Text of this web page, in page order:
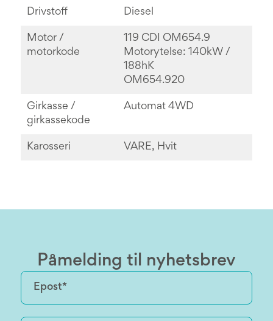
Drivstoff Diesel
Motor /
motorkode
119 CDI OM654.9
Motorytelse: 140kW /
188hK
OM654.920
Girkasse /
girkassekode
Automat 4WD
Karosseri VARE, Hvit
Påmelding til nyhetsbrev